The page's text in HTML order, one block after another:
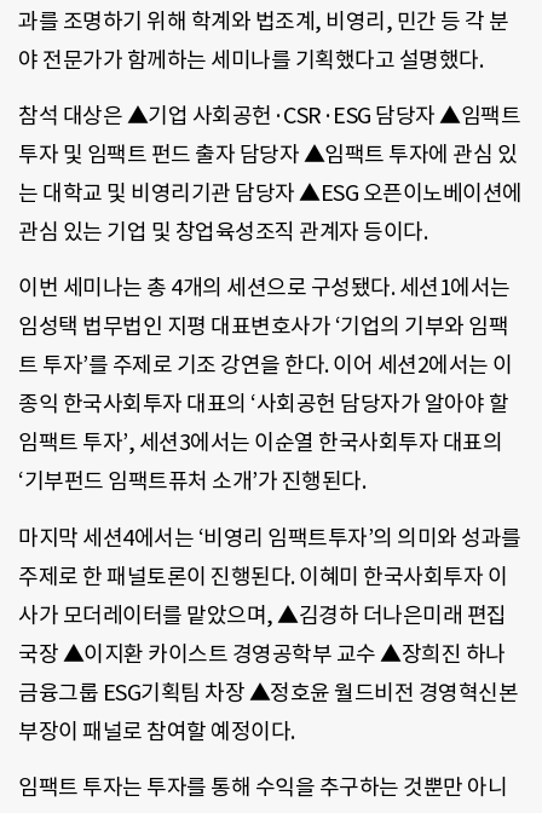
과를 조명하기 위해 학계와 법조계, 비영리, 민간 등 각 분
야 전문가가 함께하는 세미나를 기획했다고 설명했다.
참석 대상은 ▲기업 사회공헌·CSR·ESG 담당자 ▲임팩트
투자 및 임팩트 펀드 출자 담당자 ▲임팩트 투자에 관심 있
는 대학교 및 비영리기관 담당자 ▲ESG 오픈이노베이션에
관심 있는 기업 및 창업육성조직 관계자 등이다.
이번 세미나는 총 4개의 세션으로 구성됐다. 세션1에서는
임성택 법무법인 지평 대표변호사가 ‘기업의 기부와 임팩
트 투자’를 주제로 기조 강연을 한다. 이어 세션2에서는 이
종익 한국사회투자 대표의 ‘사회공헌 담당자가 알아야 할
임팩트 투자’, 세션3에서는 이순열 한국사회투자 대표의
‘기부펀드 임팩트퓨처 소개’가 진행된다.
마지막 세션4에서는 ‘비영리 임팩트투자’의 의미와 성과를
주제로 한 패널토론이 진행된다. 이혜미 한국사회투자 이
사가 모더레이터를 맡았으며, ▲김경하 더나은미래 편집
국장 ▲이지환 카이스트 경영공학부 교수 ▲장희진 하나
금융그룹 ESG기획팀 차장 ▲정호윤 월드비전 경영혁신본
부장이 패널로 참여할 예정이다.
임팩트 투자는 투자를 통해 수익을 추구하는 것뿐만 아니